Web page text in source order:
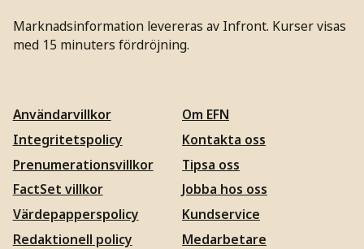
Marknadsinformation levereras av Infront. Kurser visas
med 15 minuters fördröjning.
Användarvillkor
Integritetspolicy
Prenumerationsvillkor
FactSet villkor
Värdepapperspolicy
Redaktionell policy
Om EFN
Kontakta oss
Tipsa oss
Jobba hos oss
Kundservice
Medarbetare